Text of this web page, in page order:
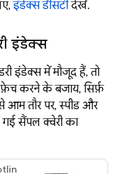
इंडेक्स डेंसिटीदेखें.
इंडेक्स
इंडेक्स में मौजूद हैं, तो
करने के बजाय, सिर्फ़
तौर पर, स्पीड और
गई सैंपल क्वेरी का